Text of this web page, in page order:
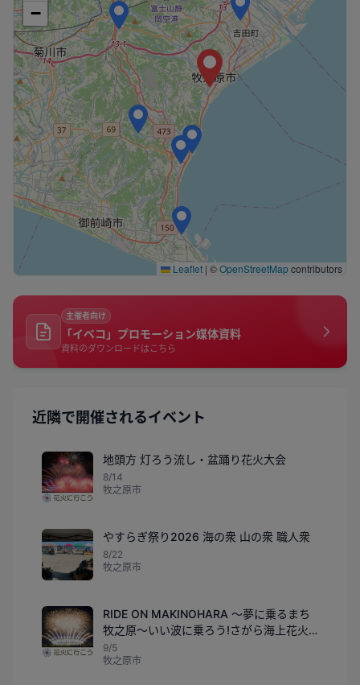
−
Leaflet | ©OpenStreetMapcontributors
主催者向け
「イベコ」プロモーション媒体資料
資料のダウンロードはこちら
近隣で開催されるイベント
地頭方 灯ろう流し・盆踊り花火大会
8/14
牧之原市
やすらぎ祭り2026 海の衆 山の衆 職人衆
8/22
牧之原市
RIDE ON MAKINOHARA ～夢に乗るまち
牧之原～いい波に乗ろう!さがら海上花火
大会
9/5
牧之原市